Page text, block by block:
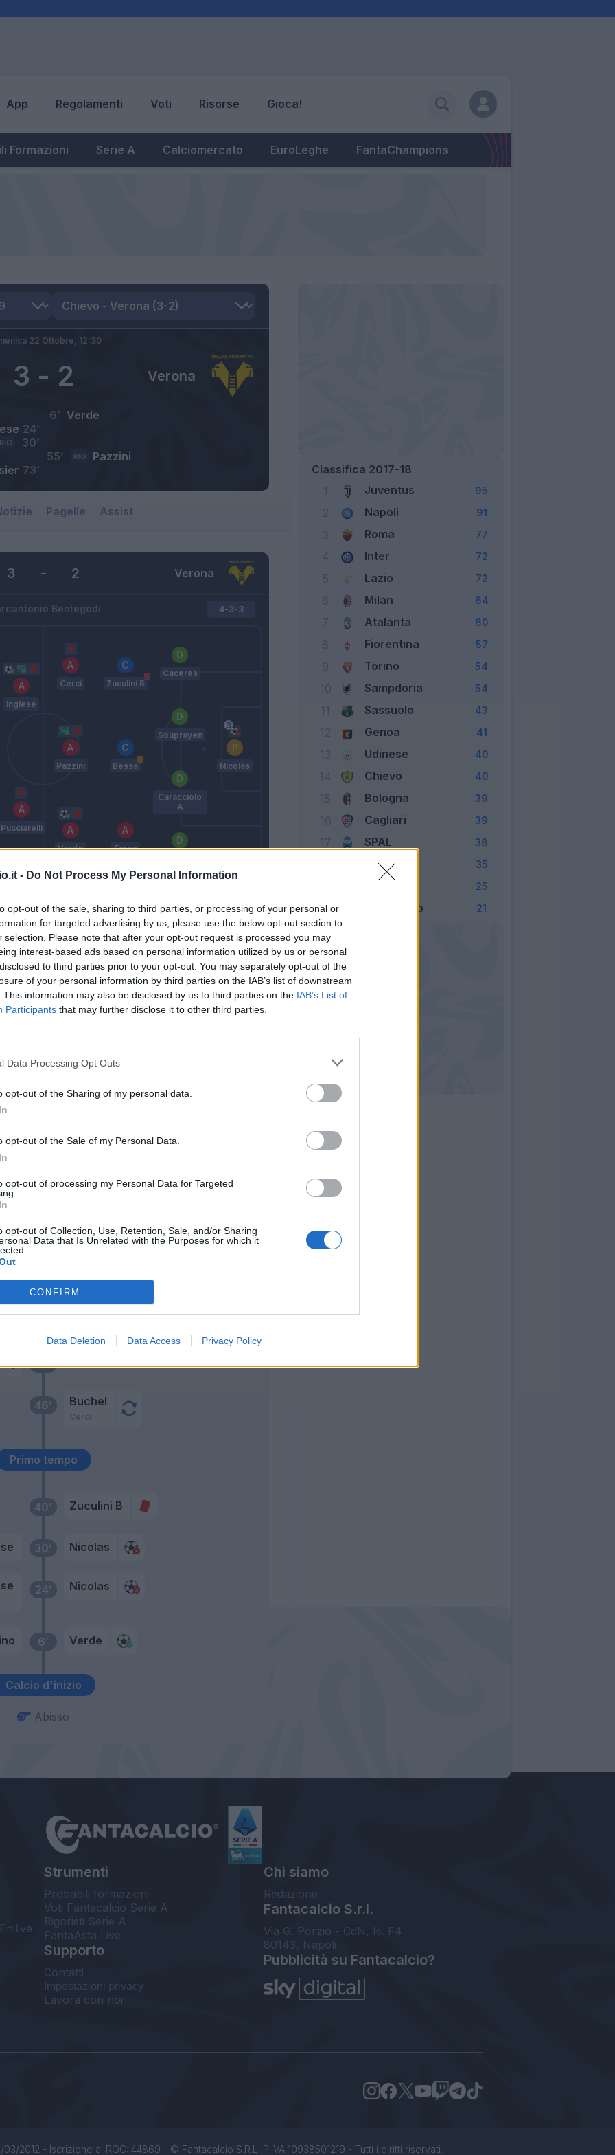
- Do Not Process My Personal Information
opt-out of the sale, sharing to third parties, or processing of your personal or
for targeted advertising by us, please use the below opt-out section to
selection. Please note that after your opt-out request is processed you may
interest-based ads based on personal information utilized by us or personal
to third parties prior to your opt-out. You may separately opt-out of the
of your personal information by third parties on the IAB’s list of downstream
This information may also be disclosed by us to third parties on the IAB’s List of
Participants that may further disclose it to other third parties.
Data Processing Opt Outs
opt-out of the Sharing of my personal data.
opt-out of the Sale of my Personal Data.
opt-out of processing my Personal Data for Targeted
opt-out of Collection, Use, Retention, Sale, and/or Sharing
Data that Is Unrelated with the Purposes for which it
CONFIRM
Data Deletion Data Access Privacy Policy
App Regolamenti Voti Risorse Gioca!
Formazioni Serie A Calciomercato EuroLeghe FantaChampions
Verona
3 - 2
22 Ottobre, 12:30
Verde
6’
24’
RIG
30’
Pazzini
RIG
55’
73’
Pagelle Assist
Verona
3 - 2
Bentegodi
Pucciarelli
Inglese
4-3-3
Verde
Pazzini
Cerci
Fares
Bessa
Zuculini B
Caracciolo
A
Souprayen
Caceres
Nicolas
Calcio d'inizio
6’ Verde
24’ Nicolas
30’ Nicolas
40’ Zuculini B
Primo tempo
46’ Buchel
Cerci
49’
54’
55’ Pazzini
62’
70’
Pazzini
80’
Match terminato
Abisso
Classifica 2017-18
Juventus 95
Napoli 91
Roma 77
Inter 72
Lazio 72
Milan 64
Atalanta 60
Fiorentina 57
Torino 54
Sampdoria 54
11 Sassuolo 43
12 Genoa 41
13 Udinese 40
14 Chievo 40
15 Bologna 39
16 Cagliari 39
17 SPAL 38
Crotone 35
25
20 Benevento 21
Strumenti
Probabili formazioni
Voti Fantacalcio Serie A
Rigoristi Serie A
FantaAsta Live
Supporto
Contatti
Impostazioni privacy
Lavora con noi
Chi siamo
Redazione
Fantacalcio S.r.l.
Via G. Porzio - CdN, Is. F4
80143, Napoli
Pubblicità su Fantacalcio?
2012 - Iscrizione al ROC: 44869 - © Fantacalcio S.R.L. P.IVA 10938501219 - Tutti i diritti riservati.